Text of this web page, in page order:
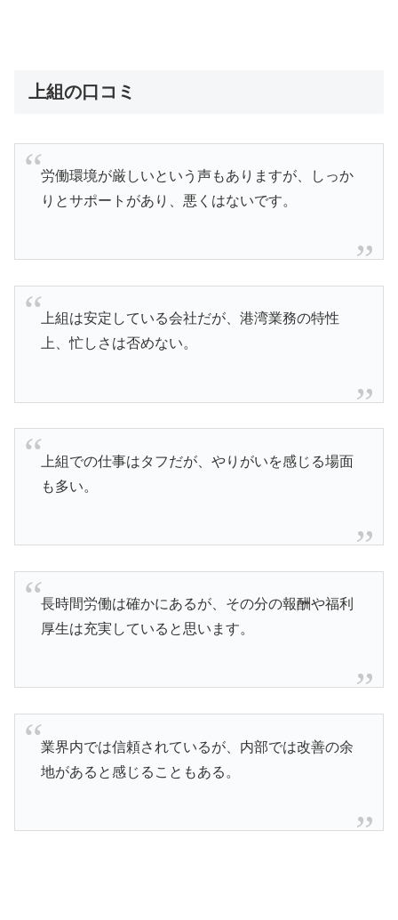
上組の口コミ
労働環境が厳しいという声もありますが、しっか
りとサポートがあり、悪くはないです。
上組は安定している会社だが、港湾業務の特性
上、忙しさは否めない。
上組での仕事はタフだが、やりがいを感じる場面
も多い。
長時間労働は確かにあるが、その分の報酬や福利
厚生は充実していると思います。
業界内では信頼されているが、内部では改善の余
地があると感じることもある。